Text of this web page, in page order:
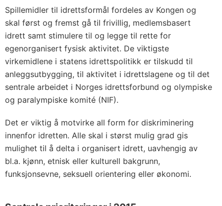
Spillemidler til idrettsformål fordeles av Kongen og
skal først og fremst gå til frivillig, medlemsbasert
idrett samt stimulere til og legge til rette for
egenorganisert fysisk aktivitet. De viktigste
virkemidlene i statens idrettspolitikk er tilskudd til
anleggsutbygging, til aktivitet i idrettslagene og til det
sentrale arbeidet i Norges idrettsforbund og olympiske
og paralympiske komité (NIF).
Det er viktig å motvirke all form for diskriminering
innenfor idretten. Alle skal i størst mulig grad gis
mulighet til å delta i organisert idrett, uavhengig av
bl.a. kjønn, etnisk eller kulturell bakgrunn,
funksjonsevne, seksuell orientering eller økonomi.